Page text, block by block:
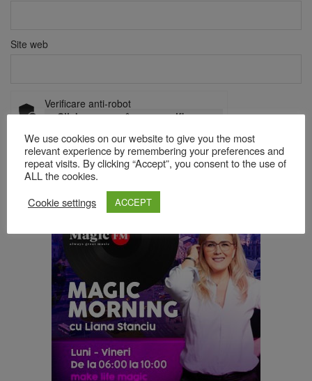
Site web
Verificare anti-robot
Click pentru a începe verificarea
Acest site folosește Akismet pentru a reduce spamul.
sunt procesate datele comentariilor tale
We use cookies on our website to give you the most
relevant experience by remembering your preferences and
repeat visits. By clicking “Accept”, you consent to the use of
ALL the cookies.
Cookie settings
ACCEPT